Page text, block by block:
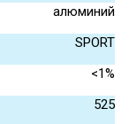
алюминий
SPORT
<1%
525